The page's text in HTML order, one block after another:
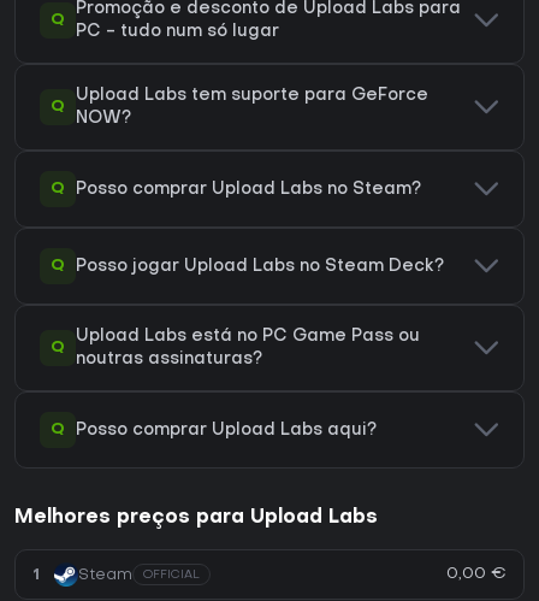
Q
Promoção e desconto de Upload Labs para
PC - tudo num só lugar
Q
Upload Labs tem suporte para GeForce
NOW?
Q Posso comprar Upload Labs no Steam?
Q Posso jogar Upload Labs no Steam Deck?
Q
Upload Labs está no PC Game Pass ou
noutras assinaturas?
Q Posso comprar Upload Labs aqui?
Melhores preços para Upload Labs
1 Steam OFFICIAL 0,00 €